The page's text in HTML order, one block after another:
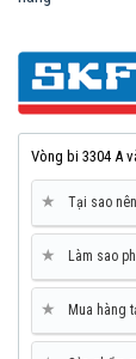
Mua vòng bi
phẩm chính
Mua vòng
uy tín?
Vòng
tranh,
Vòng bi 3304 A
★ Tại sao
★ Làm sao
★ Mua hàng